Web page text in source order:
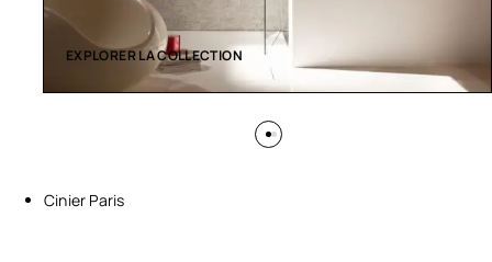
EXPLORER LA COLLECTION
Cinier Paris